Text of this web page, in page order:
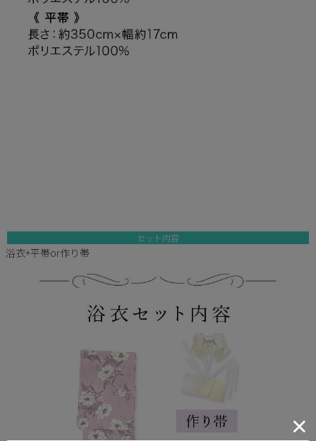
セット内容
浴衣+平帯or作り帯